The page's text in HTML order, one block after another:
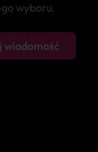
wyboru.
wiadomość